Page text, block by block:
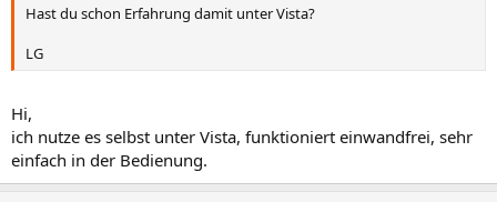
Hast du schon Erfahrung damit unter Vista?
LG
Hi,
ich nutze es selbst unter Vista, funktioniert einwandfrei, sehr
einfach in der Bedienung.